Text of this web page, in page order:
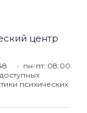
центр
пн-пт: 08:00
психических